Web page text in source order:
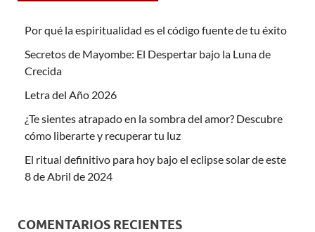
Por qué la espiritualidad es el código fuente de tu éxito
Secretos de Mayombe: El Despertar bajo la Luna de
Crecida
Letra del Año 2026
¿Te sientes atrapado en la sombra del amor? Descubre
cómo liberarte y recuperar tu luz
El ritual definitivo para hoy bajo el eclipse solar de este
8 de Abril de 2024
COMENTARIOS RECIENTES